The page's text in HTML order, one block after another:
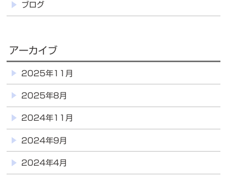
ブログ
アーカイブ
2025年11月
2025年8月
2024年11月
2024年9月
2024年4月